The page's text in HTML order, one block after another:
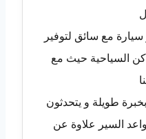
مع سائق لتوفير
السياحية حيث مع
طويلة و يتحدثون
السير علاوة عن